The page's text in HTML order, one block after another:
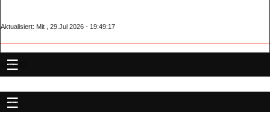
Aktualisiert: Mit , 29.Jul 2026 - 19:49:17
MENU
MENU